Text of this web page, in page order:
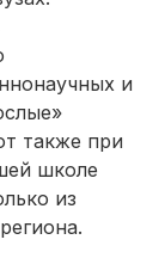
и
также при
школе
из